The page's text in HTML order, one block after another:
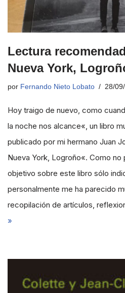
Lectura
Nueva York,
por Fernando Nieto Lobato 28/
Hoy traigo de nuevo, como
la noche nos alcance«, un libro
publicado por mi hermano Juan
Nueva York, Logroño«. Como
objetivo sobre este libro sólo
personalmente me ha parecido
recopilación de artículos,
»